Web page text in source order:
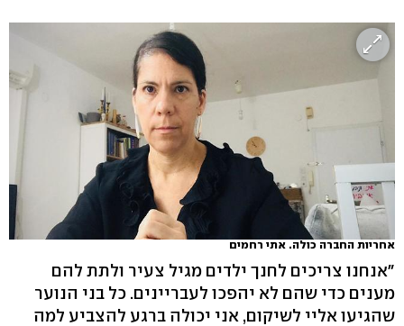
אחריות החברה כולה. אתי רחמים
"אנחנו צריכים לחנך ילדים מגיל צעיר ולתת להם
מענים כדי שהם לא יהפכו לעבריינים. כל בני הנוער
שהגיעו אליי לשיקום, אני יכולה ברגע להצביע למה